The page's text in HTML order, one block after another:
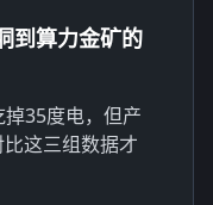
到算力金矿的
35度电，但产
这三组数据才